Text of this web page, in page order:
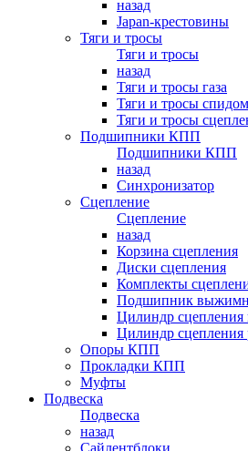
назад
Japan-крестовины
Тяги и тросы
Тяги и тросы
назад
Тяги и тросы газа
Тяги и тросы
Тяги и тросы
Подшипники КПП
Подшипники КПП
назад
Синхронизатор
Сцепление
Сцепление
назад
Корзина сцепления
Диски сцепления
Комплекты
Подшипник
Цилиндр сцепления
Цилиндр сцепления
Опоры КПП
Прокладки КПП
Муфты
Подвеска
Подвеска
назад
Сайлентблоки